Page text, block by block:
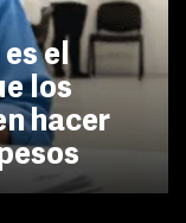
el
los
hacer